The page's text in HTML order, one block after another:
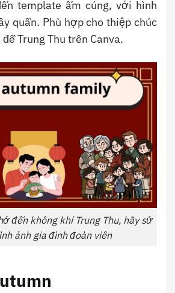
template ấm cúng, với hình
quần. Phù hợp cho thiệp chúc
Trung Thu trên Canva.
đến không khí Trung Thu, hãy sử
ảnh gia đình đoàn viên